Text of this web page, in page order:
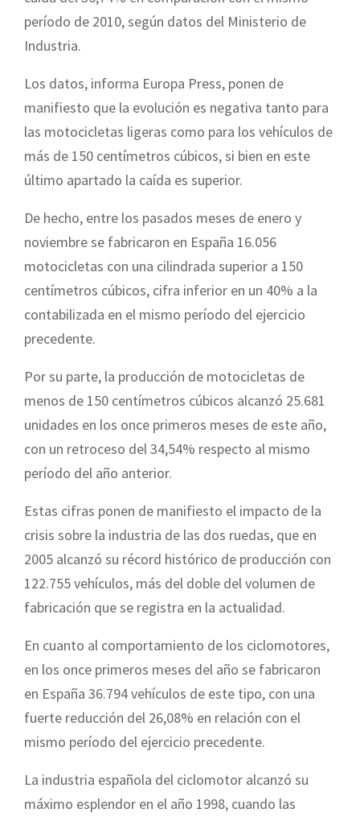
período de 2010, según datos del Ministerio de
Industria.
Los datos, informa Europa Press, ponen de
manifiesto que la evolución es negativa tanto para
las motocicletas ligeras como para los vehículos de
más de 150 centímetros cúbicos, si bien en este
último apartado la caída es superior.
De hecho, entre los pasados meses de enero y
noviembre se fabricaron en España 16.056
motocicletas con una cilindrada superior a 150
centímetros cúbicos, cifra inferior en un 40% a la
contabilizada en el mismo período del ejercicio
precedente.
Por su parte, la producción de motocicletas de
menos de 150 centímetros cúbicos alcanzó 25.681
unidades en los once primeros meses de este año,
con un retroceso del 34,54% respecto al mismo
período del año anterior.
Estas cifras ponen de manifiesto el impacto de la
crisis sobre la industria de las dos ruedas, que en
2005 alcanzó su récord histórico de producción con
122.755 vehículos, más del doble del volumen de
fabricación que se registra en la actualidad.
En cuanto al comportamiento de los ciclomotores,
en los once primeros meses del año se fabricaron
en España 36.794 vehículos de este tipo, con una
fuerte reducción del 26,08% en relación con el
mismo período del ejercicio precedente.
La industria española del ciclomotor alcanzó su
máximo esplendor en el año 1998, cuando las